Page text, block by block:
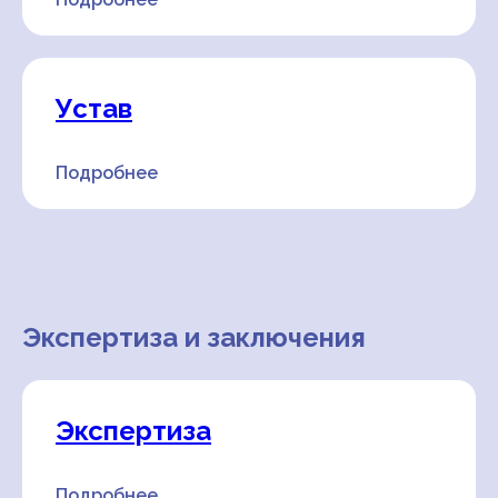
Устав
Подробнее
Экспертиза и заключения
Экспертиза
+7
Заполняя форму вы соглашаетесь с
конфиденциальности и обработки